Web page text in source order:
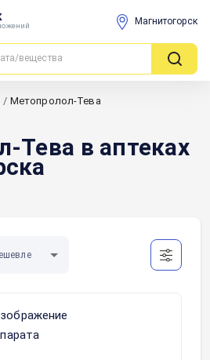
Магнитогорск
/ Метопролол-Тева
Тева в аптеках